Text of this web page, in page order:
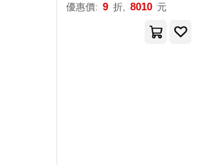
優惠價: 9 折, 8010 元